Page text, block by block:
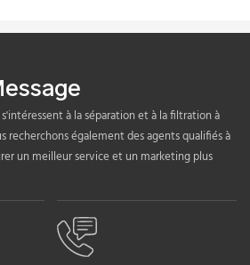
à la séparation et à la filtration à
recherchons également des agents qualifiés à
un meilleur service et un marketing plus